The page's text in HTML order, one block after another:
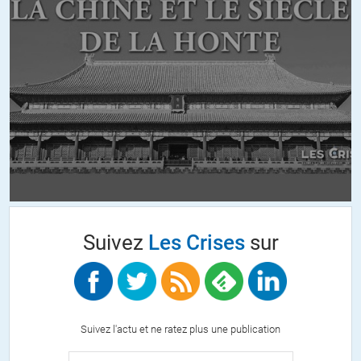
japonais et japonaises ou d’origine internées (donc citoyens et
citoyennes des Etats-Unis), de ce qu’ils ont vécu avant, pendant
https://www.nationalgeographic.fr/histoire/des-
japonais-internes-aux-etats-unis-pendant-la-seconde-guerre-
mondiale-temoignent
Cévéyanh//02.05.2021 à 16h50
A Observations, vous avez écrit : « Il y a eu des américains
demandé à servir avec l’armée américaine ».
C’est peut-être aussi dû qu’ils se sentaient « obligés » de servir
pour convaincre de leur patriotiste et que les Etats-Unis avaient
besoin de soldats (voir le lien de National Geographic dans ma
Suivez Les Crisessur
Suivez l'actu et ne ratez plus une publication